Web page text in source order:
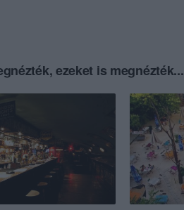
ezeket is megnézték...